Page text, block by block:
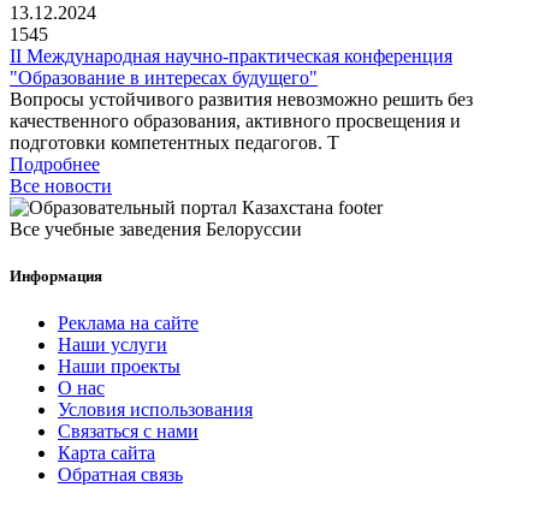
13.12.2024
1545
II Международная научно-практическая конференция
"Образование в интересах будущего"
Вопросы устойчивого развития невозможно решить без
качественного образования, активного просвещения и
подготовки компетентных педагогов. Т
Подробнее
Все новости
Все учебные заведения Белоруссии
Информация
Реклама на сайте
Наши услуги
Наши проекты
О нас
Условия использования
Связаться с нами
Карта сайта
Обратная связь